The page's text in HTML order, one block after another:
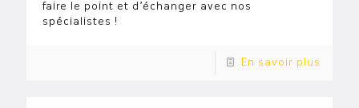
faire le point et d’échanger avec nos
spécialistes !
En savoir plus